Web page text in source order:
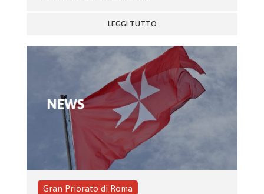
LEGGI TUTTO
Gran Priorato di Roma